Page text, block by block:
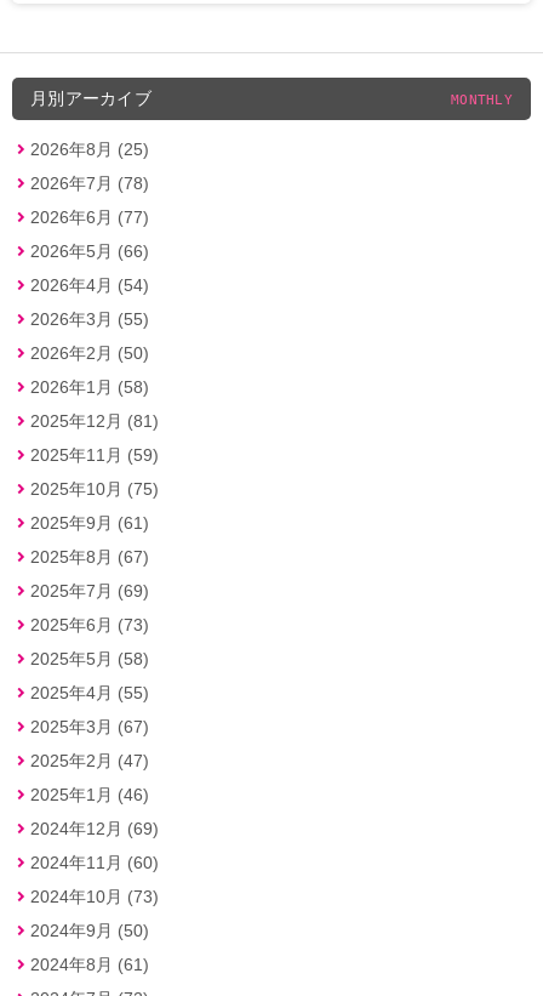
月別アーカイブ MONTHLY
2026年8月 (25)
2026年7月 (78)
2026年6月 (77)
2026年5月 (66)
2026年4月 (54)
2026年3月 (55)
2026年2月 (50)
2026年1月 (58)
2025年12月 (81)
2025年11月 (59)
2025年10月 (75)
2025年9月 (61)
2025年8月 (67)
2025年7月 (69)
2025年6月 (73)
2025年5月 (58)
2025年4月 (55)
2025年3月 (67)
2025年2月 (47)
2025年1月 (46)
2024年12月 (69)
2024年11月 (60)
2024年10月 (73)
2024年9月 (50)
2024年8月 (61)